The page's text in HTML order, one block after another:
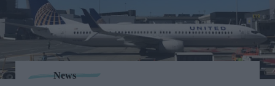
News